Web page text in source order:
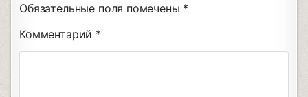
Обязательные поля помечены *
Комментарий *